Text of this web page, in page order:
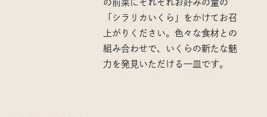
の前菜にそれぞれお好みの量の
「シラリカいくら」をかけてお召
上がりください。色々な食材との
組み合わせで、いくらの新たな魅
力を発見いただける一皿です。